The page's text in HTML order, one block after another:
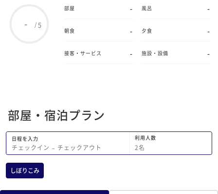
- /5
部屋 - 風呂 -
朝食 - 夕食 -
接客・サービス - 施設・設備 -
部屋・宿泊プラン
日程を入力
チェックイン − チェックアウト
利用人数
2名
しぼりこみ